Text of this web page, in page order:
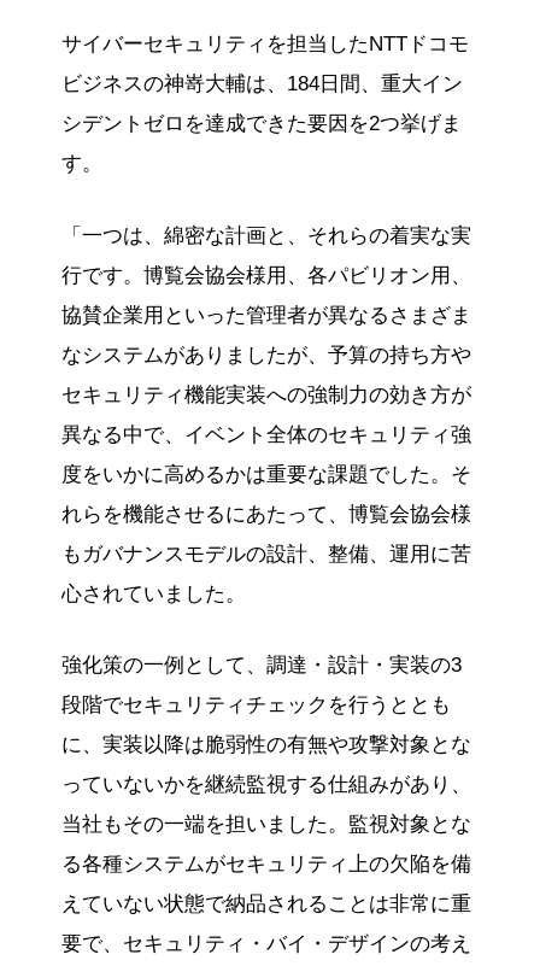
サイバーセキュリティを担当したNTTドコモ
ビジネスの神嵜大輔は、184日間、重大イン
シデントゼロを達成できた要因を2つ挙げま
す。
「一つは、綿密な計画と、それらの着実な実
行です。博覧会協会様用、各パビリオン用、
協賛企業用といった管理者が異なるさまざま
なシステムがありましたが、予算の持ち方や
セキュリティ機能実装への強制力の効き方が
異なる中で、イベント全体のセキュリティ強
度をいかに高めるかは重要な課題でした。そ
れらを機能させるにあたって、博覧会協会様
もガバナンスモデルの設計、整備、運用に苦
心されていました。
強化策の一例として、調達・設計・実装の3
段階でセキュリティチェックを行うととも
に、実装以降は脆弱性の有無や攻撃対象とな
っていないかを継続監視する仕組みがあり、
当社もその一端を担いました。監視対象とな
る各種システムがセキュリティ上の欠陥を備
えていない状態で納品されることは非常に重
要で、セキュリティ・バイ・デザインの考え